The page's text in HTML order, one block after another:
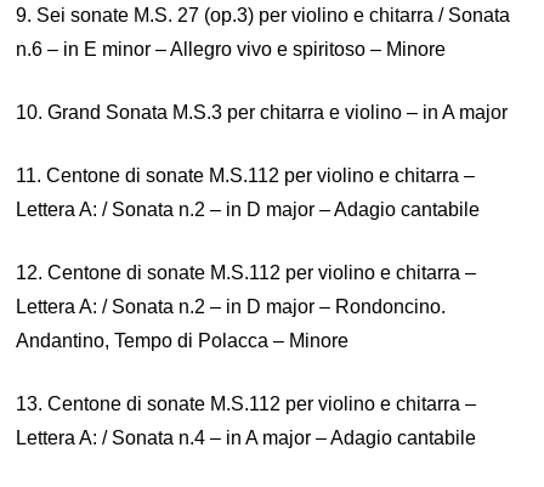
9. Sei sonate M.S. 27 (op.3) per violino e chitarra / Sonata
n.6 – in E minor – Allegro vivo e spiritoso – Minore
10. Grand Sonata M.S.3 per chitarra e violino – in A major
11. Centone di sonate M.S.112 per violino e chitarra –
Lettera A: / Sonata n.2 – in D major – Adagio cantabile
12. Centone di sonate M.S.112 per violino e chitarra –
Lettera A: / Sonata n.2 – in D major – Rondoncino.
Andantino, Tempo di Polacca – Minore
13. Centone di sonate M.S.112 per violino e chitarra –
Lettera A: / Sonata n.4 – in A major – Adagio cantabile